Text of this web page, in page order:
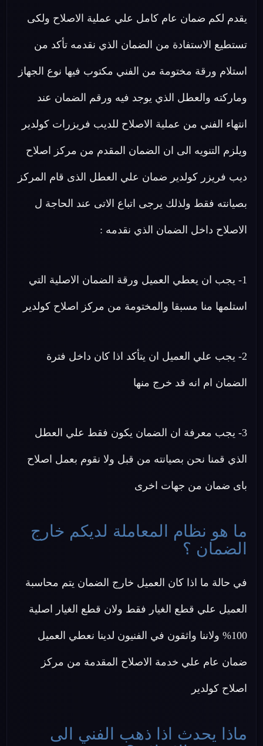
يقدم لكم ضمان عام كامل علي عملية الاصلاح ولكى
تستطيع الاستفادة من الضمان الذي نقدمه تأكد من
استلام ورقة مختومة من الفني مكتوب فيها نوع الجهاز
وماركته والعطل الذي يوجد فيه ورقم الضمان عند
انتهاء الفني من عملية الاصلاح للديب فريزرات كولدير
ويلزم التنويه الى ان الضمان المقدم من مركز اصلاح
ديب فريزر كولدير ضمان علي العطل الذى قام المركز
بصيانته فقط ولذلك يرجى اتباع الاتى عند الحاجة ل
الاصلاح داخل الضمان الذي نقدمه :
1- يجب ان يعطي العميل ورقة الضمان الاصلية التي
استلمها منا مسبقا والمختومة من مركز اصلاح كولدير
2- يجب علي العميل ان يتأكد اذا كان داخل فترة
الضمان ام انه قد خرج منها
3- يجب معرفة ان الضمان يكون فقط علي العطل
الذي قمنا نحن بصيانته من قبل ولا نقوم بعمل اصلاح
باى ضمان من جهات اخرى
ما هو نظام المعاملة لديكم خارج
الضمان ؟
في حالة ما اذا كان العميل خارج الضمان يتم محاسبة
العميل علي قطع الغيار فقط ولان قطع الغيار اصلية
100% ولاننا واثقون في الفنيون لدينا نعطي العميل
ضمان عام علي خدمة الاصلاح المقدمة من مركز
اصلاح كولدير
ماذا يحدث اذا ذهب الفني الى